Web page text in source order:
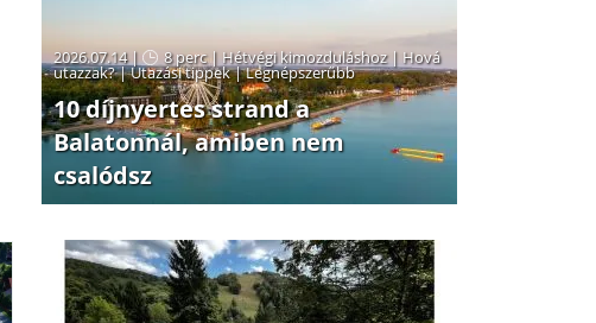
2026.07.14 | 8 perc| Hétvégi kimozduláshoz| Hová
utazzak?|Utazási tippek|Legnépszerűbb
10 díjnyertes strand a
Balatonnál, amiben nem
csalódsz